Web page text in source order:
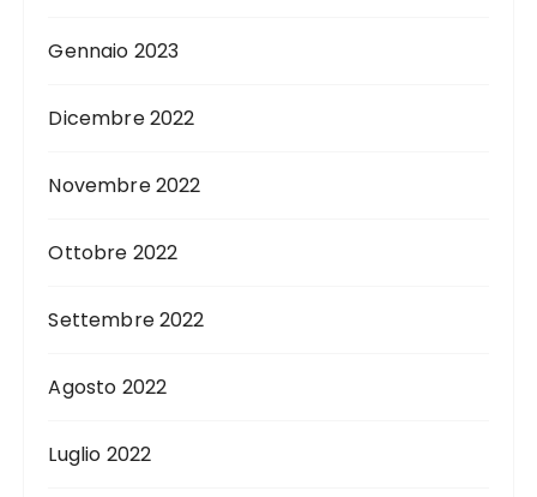
Gennaio 2023
Dicembre 2022
Novembre 2022
Ottobre 2022
Settembre 2022
Agosto 2022
Luglio 2022